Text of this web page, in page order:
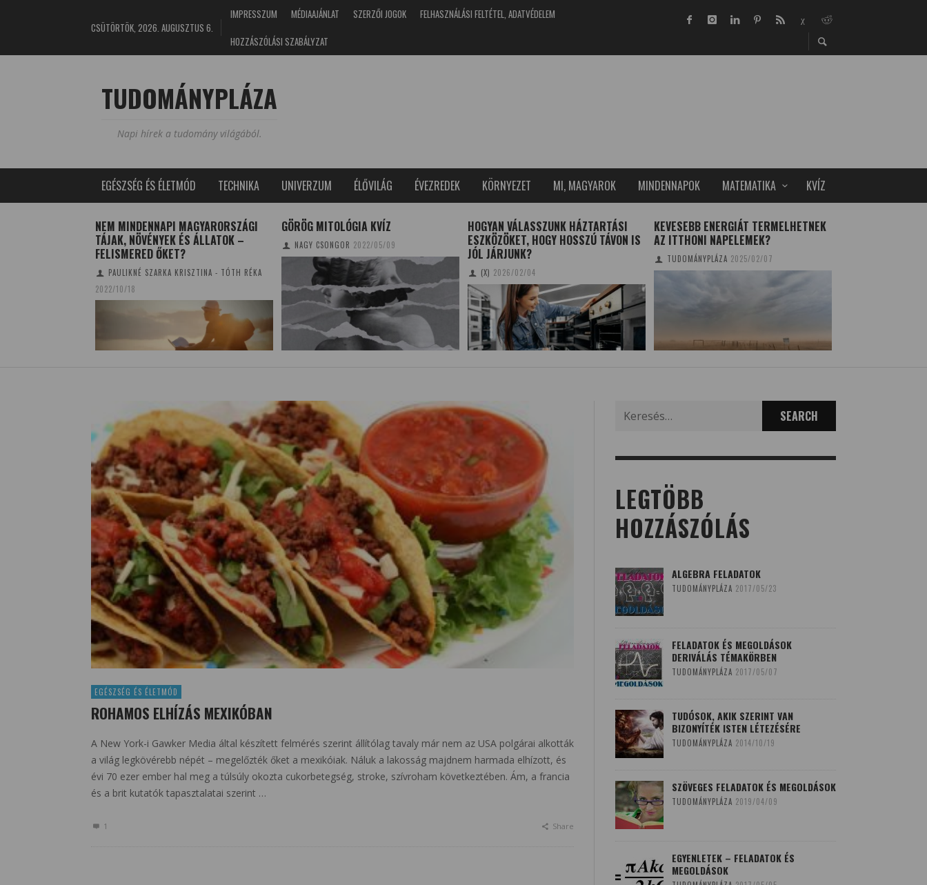
CSÜTÖRTÖK, 2026. AUGUSZTUS 6.
IMPRESSZUM MÉDIAAJÁNLAT SZERZŐI JOGOK
FELHASZNÁLÁSI FELTÉTEL, ADATVÉDELEM
HOZZÁSZÓLÁSI SZABÁLYZAT
TUDOMÁNYPLÁZA
Napi hírek a tudomány világából.
EGÉSZSÉG ÉS ÉLETMÓD TECHNIKA UNIVERZUM ÉLŐVILÁG ÉVEZREDEK KÖRNYEZET MI, MAGYAROK MINDENNAPOK MATEMATIKA KVÍZ
NEM MINDENNAPI MAGYARORSZÁGI
TÁJAK, NÖVÉNYEK ÉS ÁLLATOK –
FELISMERED ŐKET?
PAULIKNÉ SZARKA KRISZTINA - TÓTH RÉKA
2022/10/18
GÖRÖG MITOLÓGIA KVÍZ
NAGY CSONGOR 2022/05/09
HOGYAN VÁLASSZUNK HÁZTARTÁSI
ESZKÖZÖKET, HOGY HOSSZÚ TÁVON IS
JÓL JÁRJUNK?
(X) 2026/02/04
KEVESEBB ENERGIÁT TERMELHETNEK
AZ ITTHONI NAPELEMEK?
TUDOMÁNYPLÁZA 2025/02/07
EGÉSZSÉG ÉS ÉLETMÓD
ROHAMOS ELHÍZÁS MEXIKÓBAN
A New York-i Gawker Media által készített felmérés szerint állítólag tavaly már nem az USA polgárai alkották
a világ legkövérebb népét – megelőzték őket a mexikóiak. Náluk a lakosság majdnem harmada elhízott, és
évi 70 ezer ember hal meg a túlsúly okozta cukorbetegség, stroke, szívroham következtében. Ám, a francia
és a brit kutatók tapasztalatai szerint …
1 Share
for:
LEGTÖBB
HOZZÁSZÓLÁS
ALGEBRA FELADATOK
TUDOMÁNYPLÁZA 2017/05/23
FELADATOK ÉS MEGOLDÁSOK
DERIVÁLÁS TÉMAKÖRBEN
TUDOMÁNYPLÁZA 2017/05/07
TUDÓSOK, AKIK SZERINT VAN
BIZONYÍTÉK ISTEN LÉTEZÉSÉRE
TUDOMÁNYPLÁZA 2014/10/19
SZÖVEGES FELADATOK ÉS MEGOLDÁSOK
TUDOMÁNYPLÁZA 2019/04/09
EGYENLETEK – FELADATOK ÉS
MEGOLDÁSOK